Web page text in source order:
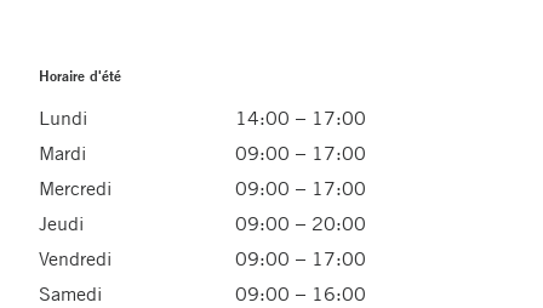
Horaire d'été
Lundi
14:00 – 17:00
Mardi
09:00 – 17:00
Mercredi
09:00 – 17:00
Jeudi
09:00 – 20:00
Vendredi
09:00 – 17:00
Samedi
09:00 – 16:00